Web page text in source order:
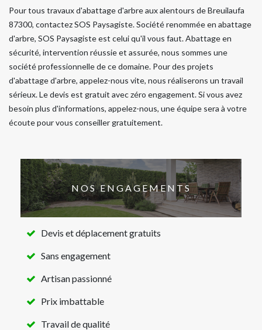
Pour tous travaux d'abattage d'arbre aux alentours de Breuilaufa
87300, contactez SOS Paysagiste. Société renommée en abattage
d'arbre, SOS Paysagiste est celui qu'il vous faut. Abattage en
sécurité, intervention réussie et assurée, nous sommes une
société professionnelle de ce domaine. Pour des projets
d'abattage d'arbre, appelez-nous vite, nous réaliserons un travail
sérieux. Le devis est gratuit avec zéro engagement. Si vous avez
besoin plus d'informations, appelez-nous, une équipe sera à votre
écoute pour vous conseiller gratuitement.
NOS ENGAGEMENTS
Devis et déplacement gratuits
Sans engagement
Artisan passionné
Prix imbattable
Travail de qualité